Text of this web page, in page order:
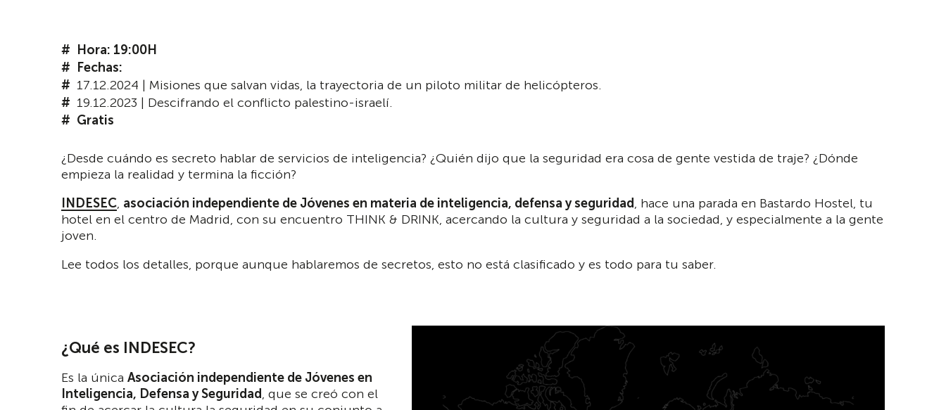
Hora: 19:00H
Fechas:
17.12.2024 | Misiones que salvan vidas, la trayectoria de un piloto militar de helicópteros.
19.12.2023 | Descifrando el conflicto palestino-israelí.
Gratis
¿Desde cuándo es secreto hablar de servicios de inteligencia? ¿Quién dijo que la seguridad era cosa de gente vestida de traje? ¿Dónde
empieza la realidad y termina la ficción?
INDESEC, asociación independiente de Jóvenes en materia de inteligencia, defensa y seguridad, hace una parada en Bastardo Hostel, tu
hotel en el centro de Madrid, con su encuentro THINK & DRINK, acercando la cultura y seguridad a la sociedad, y especialmente a la gente
joven.
Lee todos los detalles, porque aunque hablaremos de secretos, esto no está clasificado y es todo para tu saber.
¿Qué es INDESEC?
Es la única Asociación independiente de Jóvenes en
Inteligencia, Defensa y Seguridad, que se creó con el